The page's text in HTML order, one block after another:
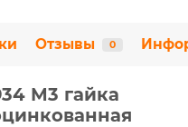
Отзывы 0
M3 гайка